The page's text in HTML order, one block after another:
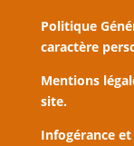
Politique
caractère
Mentions
site.
Infogérance